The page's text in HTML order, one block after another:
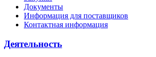
Документы
Информация для поставщиков
Контактная информация
Деятельность